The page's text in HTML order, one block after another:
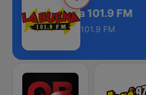
KLBN La Buena 101.9 FM
101.9 FM